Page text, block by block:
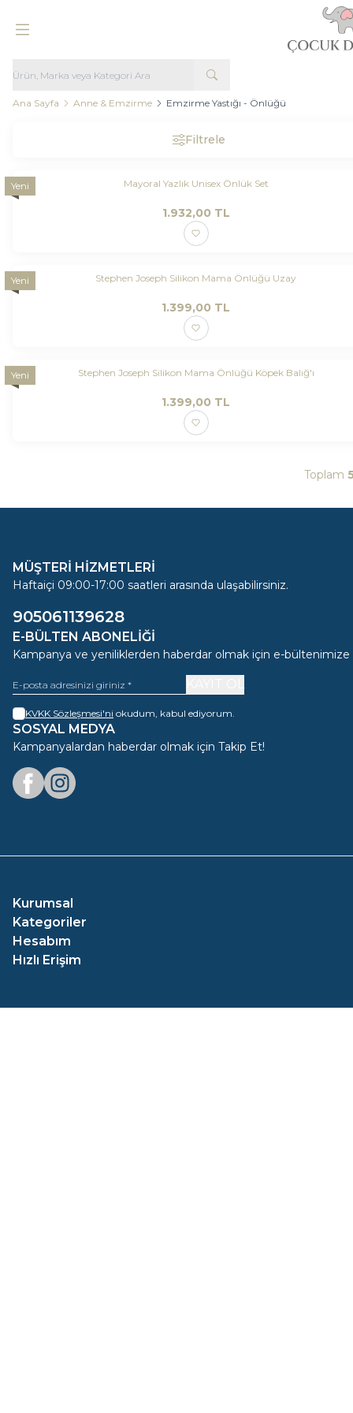
Ana Sayfa Anne & Emzirme Emzirme Yastığı - Önlüğü
Filtrele
Yeni Mayoral Yazlık Unisex Önlük Set
1.932,00 TL
Yeni Stephen Joseph Silikon Mama Önlüğü Uzay
1.399,00 TL
Yeni Stephen Joseph Silikon Mama Önlüğü Köpek Balığ'ı
1.399,00 TL
Toplam
MÜŞTERİ HİZMETLERİ
Haftaiçi 09:00-17:00 saatleri arasında ulaşabilirsiniz.
905061139628
E-BÜLTEN ABONELIĞI
Kampanya ve yeniliklerden haberdar olmak için e-bültenimize
KVKK Sözleşmesi'ni okudum, kabul ediyorum.
SOSYAL MEDYA
Kampanyalardan haberdar olmak için Takip Et!
FacebookInstagram
Kurumsal
Kategoriler
Hesabım
Hızlı Erişim